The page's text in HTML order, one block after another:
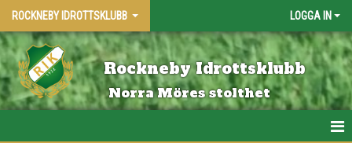
ROCKNEBY IDROTTSKLUBB LOGGA IN
Rockneby Idrottsklubb
Norra Möres stolthet